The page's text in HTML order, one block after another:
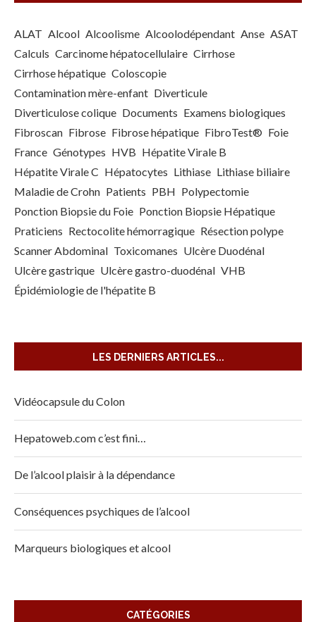
ALAT Alcool Alcoolisme Alcoolodépendant Anse ASAT
Calculs Carcinome hépatocellulaire Cirrhose
Cirrhose hépatique Coloscopie
Contamination mère-enfant Diverticule
Diverticulose colique Documents Examens biologiques
Fibroscan Fibrose Fibrose hépatique FibroTest® Foie
France Génotypes HVB Hépatite Virale B
Hépatite Virale C Hépatocytes Lithiase Lithiase biliaire
Maladie de Crohn Patients PBH Polypectomie
Ponction Biopsie du Foie Ponction Biopsie Hépatique
Praticiens Rectocolite hémorragique Résection polype
Scanner Abdominal Toxicomanes Ulcère Duodénal
Ulcère gastrique Ulcère gastro-duodénal VHB
Épidémiologie de l'hépatite B
LES DERNIERS ARTICLES...
Vidéocapsule du Colon
Hepatoweb.com c’est fini…
De l’alcool plaisir à la dépendance
Conséquences psychiques de l’alcool
Marqueurs biologiques et alcool
CATÉGORIES